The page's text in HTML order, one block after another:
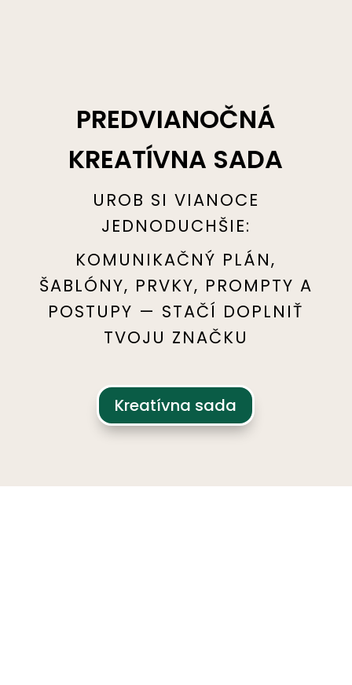
PREDVIANOČNÁ
KREATÍVNA SADA
UROB SI VIANOCE
JEDNODUCHŠIE:
KOMUNIKAČNÝ PLÁN,
ŠABLÓNY, PRVKY, PROMPTY A
POSTUPY — STAČÍ DOPLNIŤ
TVOJU ZNAČKU
Kreatívna sada